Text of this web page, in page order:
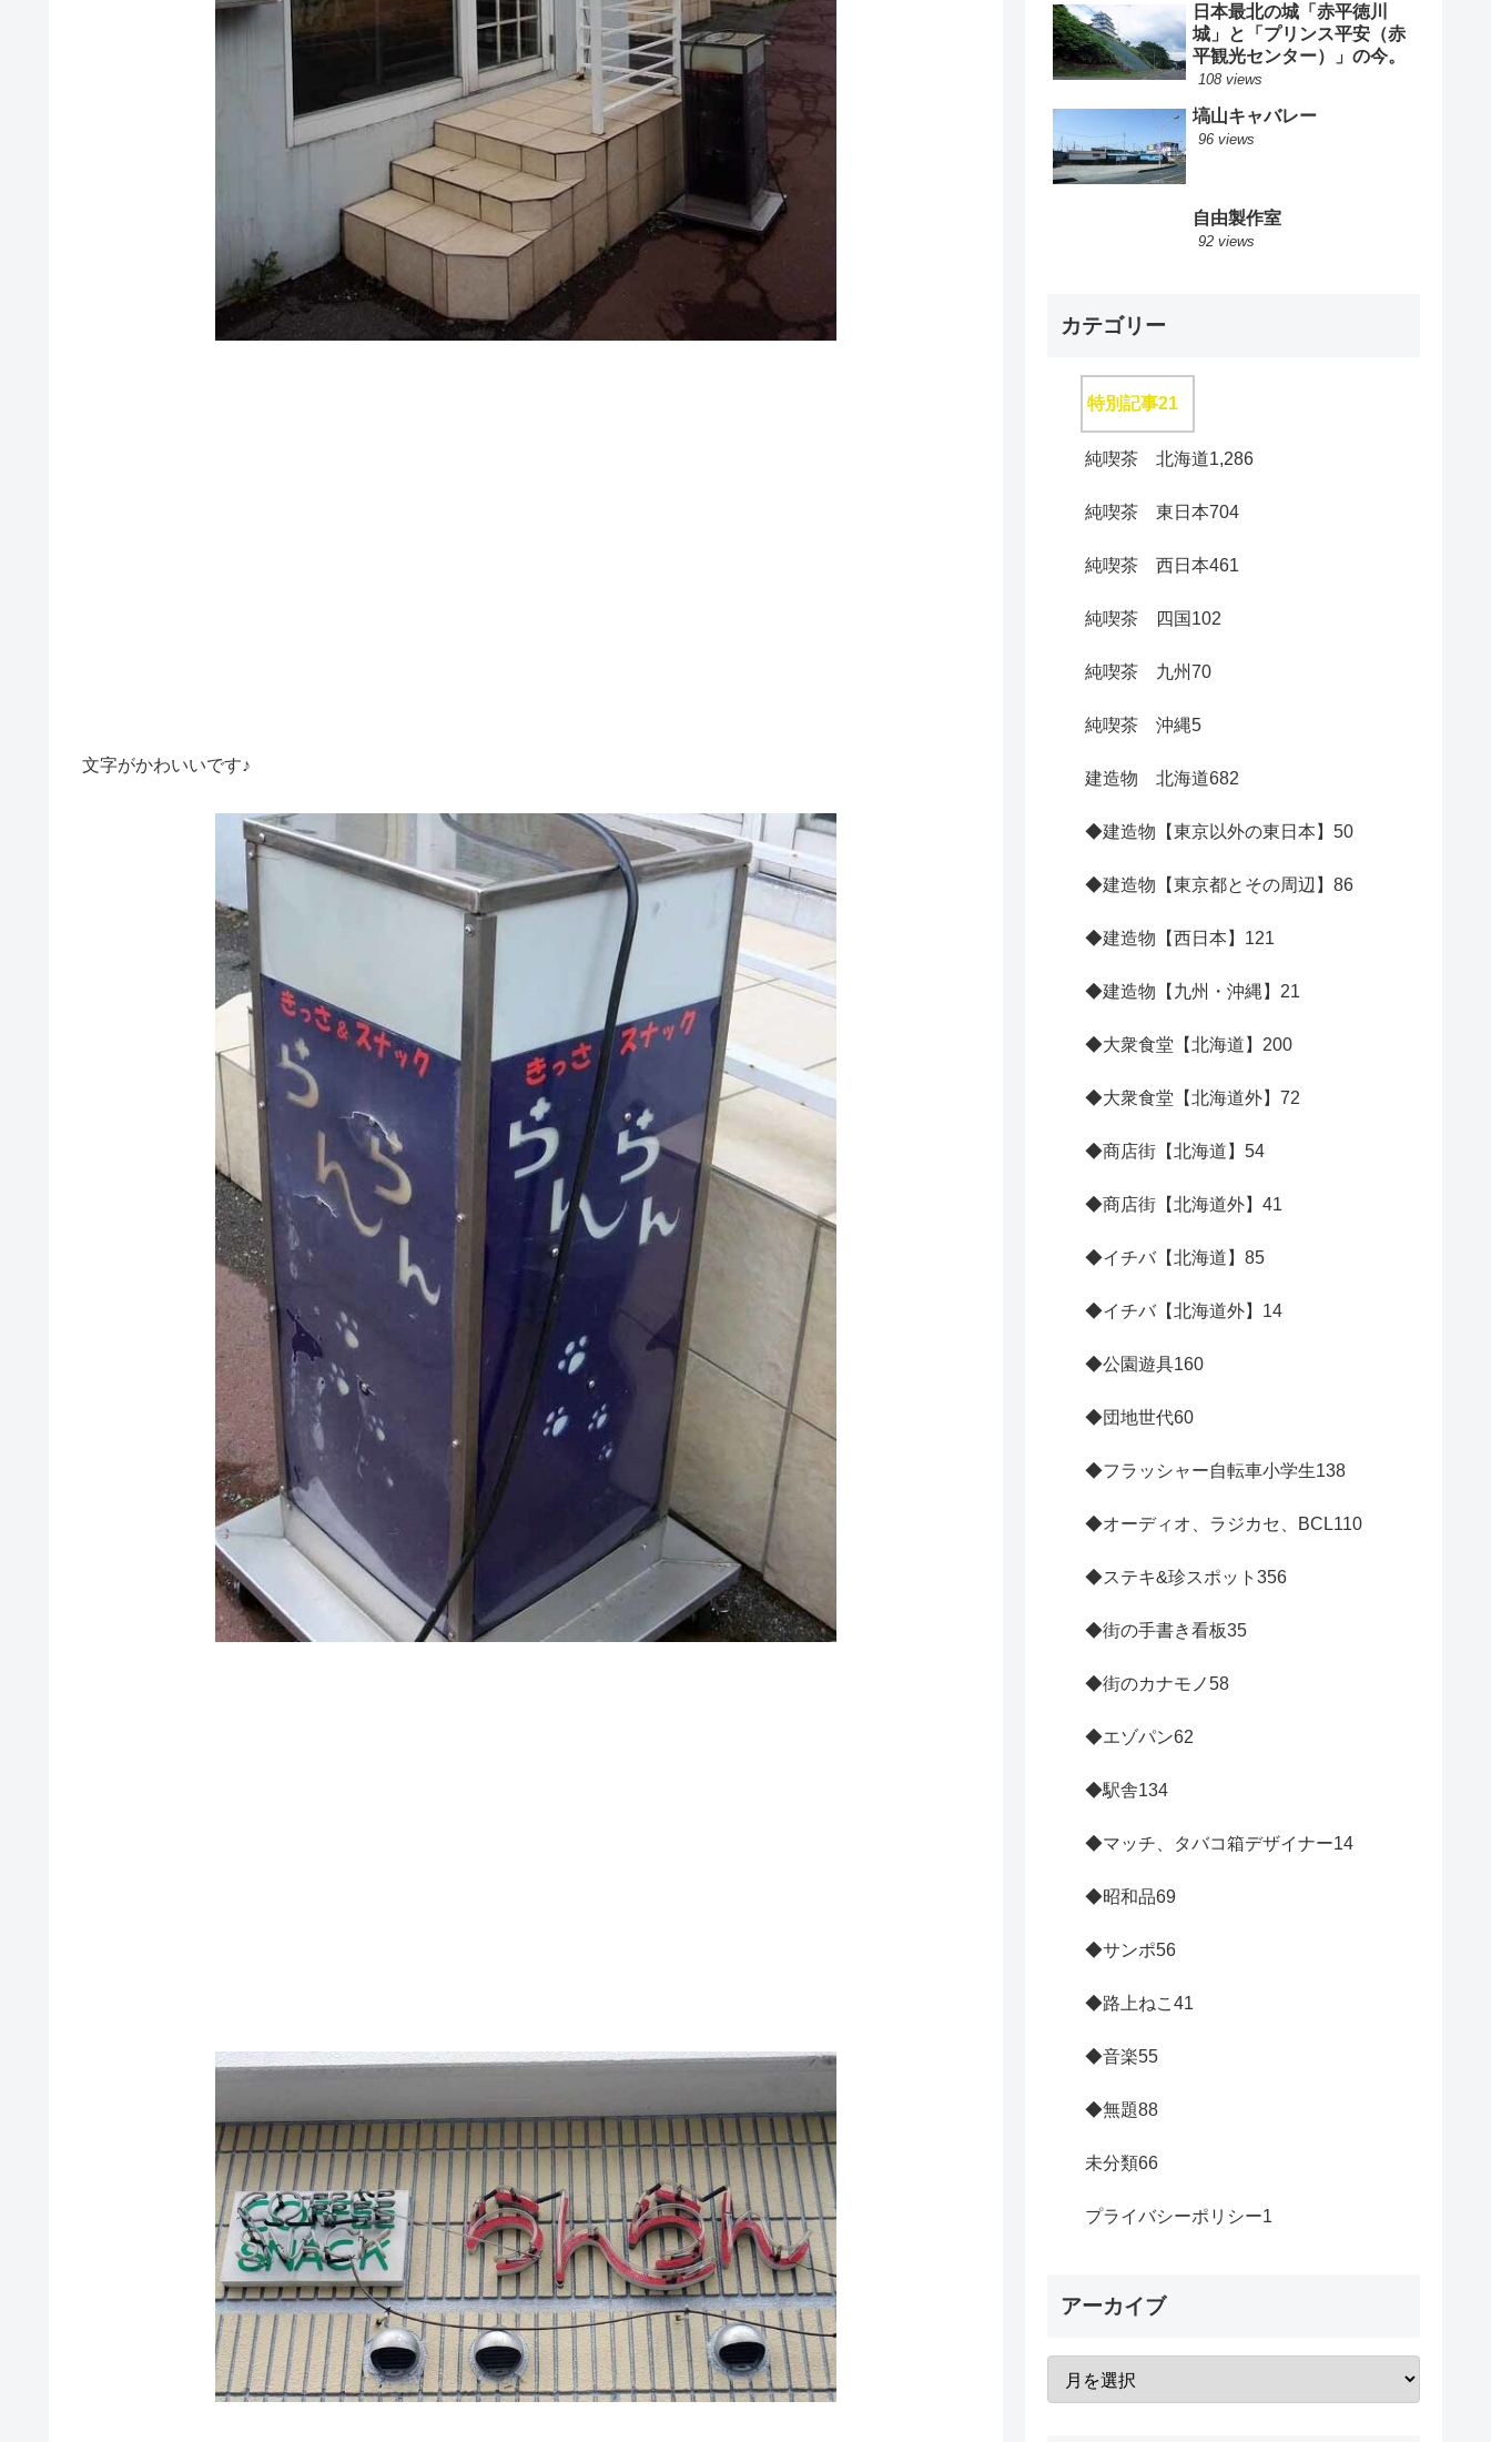
文字がかわいいです♪
日本最北の城「赤平徳川
城」と「プリンス平安（赤
平観光センター）」の今。
108 views
塙山キャバレー
96 views
自由製作室
92 views
カテゴリー
特別記事21
純喫茶 北海道1,286
純喫茶 東日本704
純喫茶 西日本461
純喫茶 四国 102
純喫茶 九州70
純喫茶 沖縄5
建造物 北海道682
◆建造物【東京以外の東日本】 50
◆建造物【東京都とその周辺】 86
◆建造物【西日本】 121
◆建造物【九州・沖縄】 21
◆大衆食堂【北海道】 200
◆大衆食堂【北海道外】 72
◆商店街【北海道】 54
◆商店街【北海道外】 41
◆イチバ【北海道】 85
◆イチバ【北海道外】 14
◆公園遊具160
◆団地世代60
◆フラッシャー自転車小学生138
◆オーディオ、ラジカセ、BCL110
◆ステキ&珍スポット 356
◆街の手書き看板35
◆街のカナモノ58
◆エゾパン62
◆駅舎134
◆マッチ、タバコ箱デザイナー14
◆昭和品69
◆サンポ56
◆路上ねこ 41
◆音楽55
◆無題88
未分類66
プライバシーポリシー1
アーカイブ